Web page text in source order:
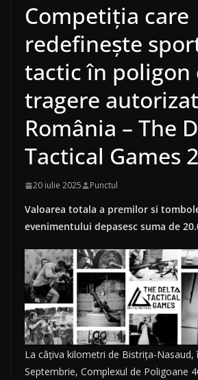
Competiția care
redefinește
tactic în poligon
tragere
România – The
Tactical Games
20 iulie 2025 Punctul
Valoarea totala a premilor si
evenimentului depasesc suma de
La câțiva kilometri de Bistrița-Nasaud,
Septembrie, Complexul de Poligoane